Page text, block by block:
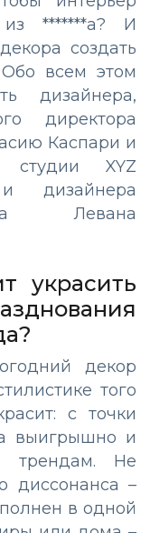
из *******а? И
создать
всем этом
дизайнера,
директора
Каспари и
студии XYZ
дизайнера
Левана
украсить
декор
того
с точки
выигрышно и
трендам. Не
диссонанса –
в одной